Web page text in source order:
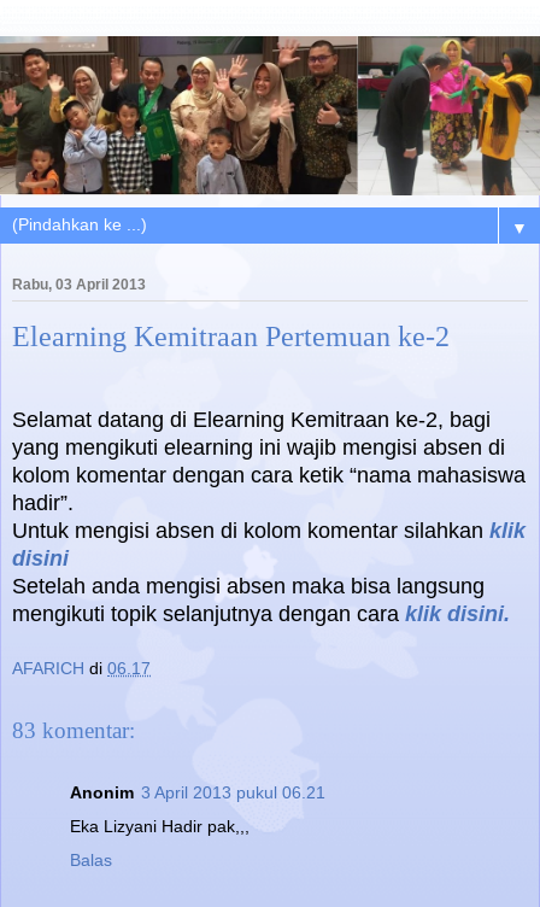
▼
Rabu, 03 April 2013
Elearning Kemitraan Pertemuan ke-2
Selamat datang di Elearning Kemitraan ke-2, bagi
yang mengikuti elearning ini wajib mengisi absen di
kolom komentar dengan cara ketik “nama mahasiswa
hadir”.
Untuk mengisi absen di kolom komentar silahkan klik
disini
Setelah anda mengisi absen maka bisa langsung
mengikuti topik selanjutnya dengan cara klik disini.
AFARICH di 06.17
83 komentar:
Anonim 3 April 2013 pukul 06.21
Eka Lizyani Hadir pak,,,
Balas